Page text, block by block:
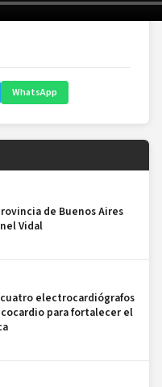
WhatsApp
de Buenos Aires
Vidal
electrocardiógrafos
para fortalecer el